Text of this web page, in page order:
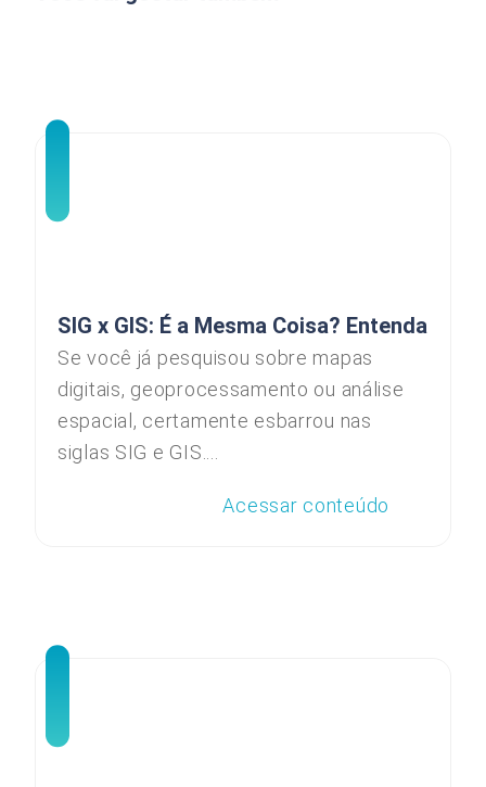
SIG x GIS: É a Mesma Coisa? Entenda
Se você já pesquisou sobre mapas
digitais, geoprocessamento ou análise
espacial, certamente esbarrou nas
siglas SIG e GIS....
Acessar conteúdo